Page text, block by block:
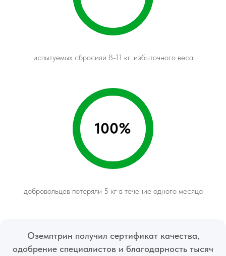
испытуемых сбросили 8-11 кг. избыточного веса
100%
добровольцев потеряли 5 кг в течение одного месяца
Оземптрин получил сертификат качества,
одобрение специалистов и благодарность тысяч